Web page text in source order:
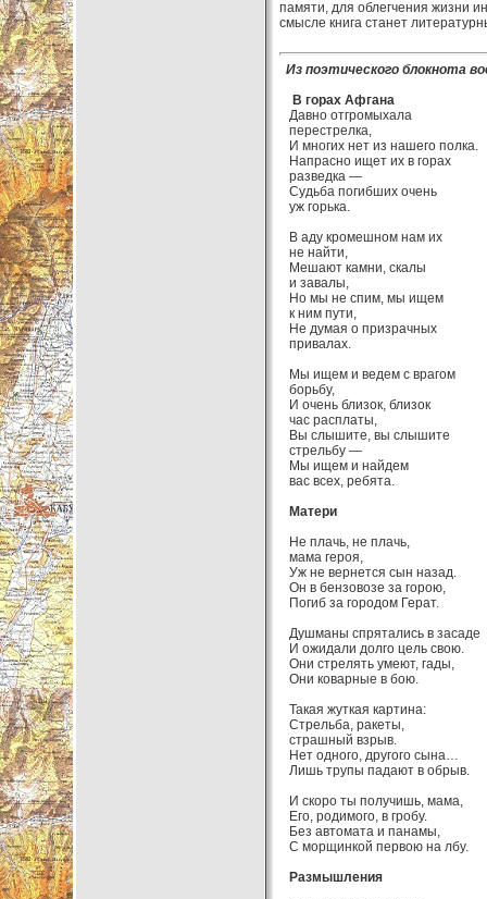
памяти, для облегчения жизни
смысле книга станет
Из поэтического блокнота
В горах Афгана
Давно отгромыхала
перестрелка,
И многих нет из нашего полка.
Напрасно ищет их в горах
разведка —
Судьба погибших очень
уж горька.
В аду кромешном нам их
не найти,
Мешают камни, скалы
и завалы,
Но мы не спим, мы ищем
к ним пути,
Не думая о призрачных
привалах.
Мы ищем и ведем с врагом
борьбу,
И очень близок, близок
час расплаты,
Вы слышите, вы слышите
стрельбу —
Мы ищем и найдем
вас всех, ребята.
Матери
Не плачь, не плачь,
мама героя,
Уж не вернется сын назад.
Он в бензовозе за горою,
Погиб за городом Герат.
Душманы спрятались в засаде
И ожидали долго цель свою.
Они стрелять умеют, гады,
Они коварные в бою.
Такая жуткая картина:
Стрельба, ракеты,
страшный взрыв.
Нет одного, другого сына…
Лишь трупы падают в обрыв.
И скоро ты получишь, мама,
Его, родимого, в гробу.
Без автомата и панамы,
С морщинкой первою на лбу.
Размышления